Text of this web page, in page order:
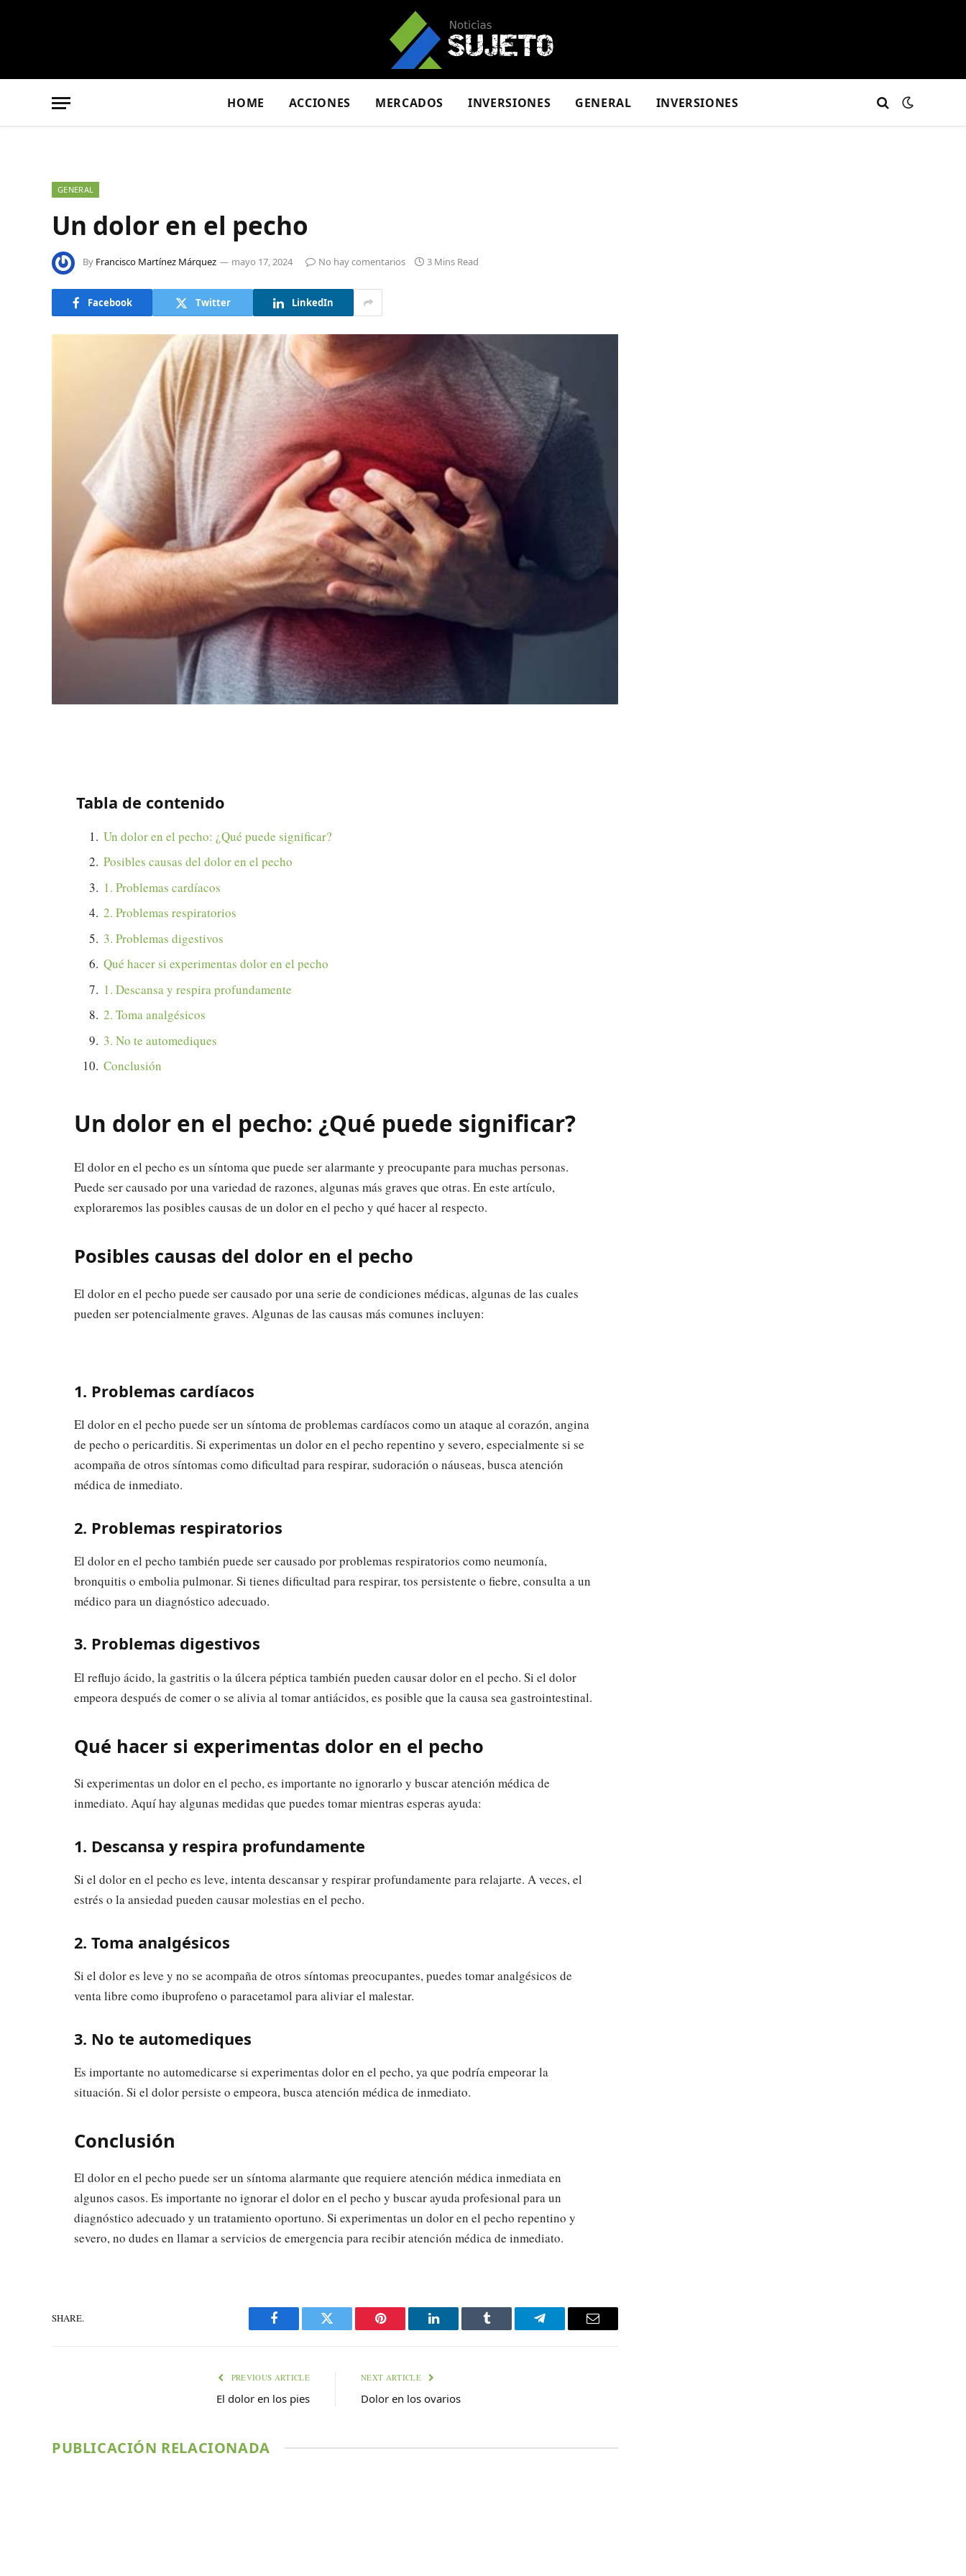
HOME ACCIONES MERCADOS INVERSIONES GENERAL INVERSIONES
GENERAL
Un dolor en el pecho
By Francisco Martínez Márquez mayo 17, 2024 No hay comentarios 3 Mins Read
Facebook Twitter LinkedIn
Tabla de contenido
Un dolor en el pecho: ¿Qué puede significar?
Posibles causas del dolor en el pecho
1. Problemas cardíacos
2. Problemas respiratorios
3. Problemas digestivos
Qué hacer si experimentas dolor en el pecho
1. Descansa y respira profundamente
2. Toma analgésicos
3. No te automediques
Conclusión
Un dolor en el pecho: ¿Qué puede significar?
El dolor en el pecho es un síntoma que puede ser alarmante y preocupante para muchas personas.
Puede ser causado por una variedad de razones, algunas más graves que otras. En este artículo,
exploraremos las posibles causas de un dolor en el pecho y qué hacer al respecto.
Posibles causas del dolor en el pecho
El dolor en el pecho puede ser causado por una serie de condiciones médicas, algunas de las cuales
pueden ser potencialmente graves. Algunas de las causas más comunes incluyen:
1. Problemas cardíacos
El dolor en el pecho puede ser un síntoma de problemas cardíacos como un ataque al corazón, angina
de pecho o pericarditis. Si experimentas un dolor en el pecho repentino y severo, especialmente si se
acompaña de otros síntomas como dificultad para respirar, sudoración o náuseas, busca atención
médica de inmediato.
2. Problemas respiratorios
El dolor en el pecho también puede ser causado por problemas respiratorios como neumonía,
bronquitis o embolia pulmonar. Si tienes dificultad para respirar, tos persistente o fiebre, consulta a un
médico para un diagnóstico adecuado.
3. Problemas digestivos
El reflujo ácido, la gastritis o la úlcera péptica también pueden causar dolor en el pecho. Si el dolor
empeora después de comer o se alivia al tomar antiácidos, es posible que la causa sea gastrointestinal.
Qué hacer si experimentas dolor en el pecho
Si experimentas un dolor en el pecho, es importante no ignorarlo y buscar atención médica de
inmediato. Aquí hay algunas medidas que puedes tomar mientras esperas ayuda:
1. Descansa y respira profundamente
Si el dolor en el pecho es leve, intenta descansar y respirar profundamente para relajarte. A veces, el
estrés o la ansiedad pueden causar molestias en el pecho.
2. Toma analgésicos
Si el dolor es leve y no se acompaña de otros síntomas preocupantes, puedes tomar analgésicos de
venta libre como ibuprofeno o paracetamol para aliviar el malestar.
3. No te automediques
Es importante no automedicarse si experimentas dolor en el pecho, ya que podría empeorar la
situación. Si el dolor persiste o empeora, busca atención médica de inmediato.
Conclusión
El dolor en el pecho puede ser un síntoma alarmante que requiere atención médica inmediata en
algunos casos. Es importante no ignorar el dolor en el pecho y buscar ayuda profesional para un
diagnóstico adecuado y un tratamiento oportuno. Si experimentas un dolor en el pecho repentino y
severo, no dudes en llamar a servicios de emergencia para recibir atención médica de inmediato.
SHARE.
Facebook Twitter Pinterest LinkedIn Tumblr Telegram Email
PREVIOUS ARTICLE
El dolor en los pies
NEXT ARTICLE
Dolor en los ovarios
PUBLICACIÓN RELACIONADA